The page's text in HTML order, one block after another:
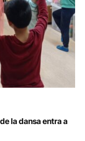
la dansa entra a